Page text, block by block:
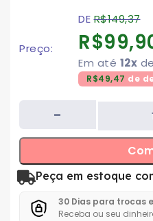
Preço:
DER$149,37
R$
Em até 12x de
R$49,47 de
Peça em estoque
30 Dias para trocas
Receba ou seu